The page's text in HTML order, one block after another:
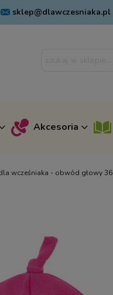
sklep@dlawczesniaka.pl
Akcesoria
wcześniaka - obwód głowy